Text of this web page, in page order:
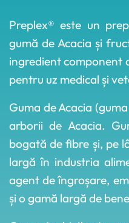
Preplex® este un
gumă de Acacia și
ingredient component
pentru uz medical și
Guma de Acacia
arborii de Acacia.
bogată de fibre și, pe
largă în industria
agent de îngroșare,
și o gamă largă de